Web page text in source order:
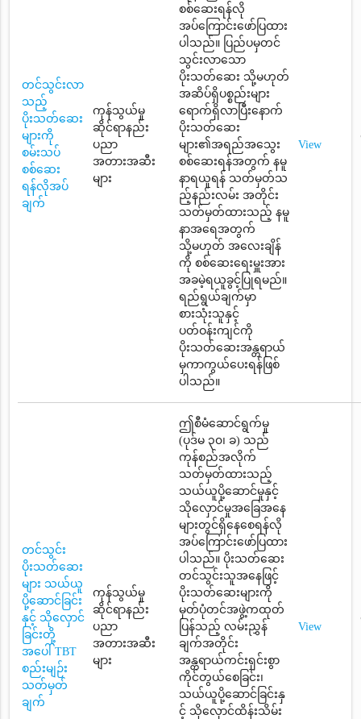
တင်သွင်းလာ
သည့်
ပိုးသတ်ဆေး
များကို
စမ်းသပ်
စစ်ဆေး
ရန်လိုအပ်
ချက်
ကုန်သွယ်မှု
ဆိုင်ရာနည်း
ပညာ
အတားအဆီး
များ
စစ်ဆေးရန်လို
အပ်ကြောင်းဖော်ပြထား
ပါသည်။ ပြည်ပမှတင်
သွင်းလာသော
ပိုးသတ်ဆေး သို့မဟုတ်
အဆိပ်ရှိပစ္စည်းများ
ရောက်ရှိလာပြီးနောက်
ပိုးသတ်ဆေး
များ၏အရည်အသွေး
စစ်ဆေးရန်အတွက် နမူ
နာရယူရန် သတ်မှတ်သ
ည့်နည်းလမ်း အတိုင်း
သတ်မှတ်ထားသည့် နမူ
နာအရေအတွက်
သို့မဟုတ် အလေးချိန်
ကို စစ်ဆေးရေးမှူးအား
အခမဲ့ရယူခွင့်ပြုရမည်။
ရည်ရွယ်ချက်မှာ
စားသုံးသူနှင့်
ပတ်ဝန်းကျင်ကို
ပိုးသတ်ဆေးအန္တရာယ်
မှကာကွယ်ပေးရန်ဖြစ်
ပါသည်။
View
တင်သွင်း
ပိုးသတ်ဆေး
များ သယ်ယူ
ပို့ဆောင်ခြင်း
နှင့် သိုလှောင်
ခြင်းတို့
အပေါ် TBT
စည်းမျဉ်း
သတ်မှတ်
ချက်
ကုန်သွယ်မှု
ဆိုင်ရာနည်း
ပညာ
အတားအဆီး
များ
ဤစီမံဆောင်ရွက်မှု
(ပုဒ်မ ၃၀၊ ခ) သည်
ကုန်စည်အလိုက်
သတ်မှတ်ထားသည့်
သယ်ယူပို့ဆောင်မှုနှင့်
သိုလှောင်မှုအခြေအနေ
များတွင်ရှိနေစေရန်လို
အပ်ကြောင်းဖော်ပြထား
ပါသည်။ ပိုးသတ်ဆေး
တင်သွင်းသူအနေဖြင့်
ပိုးသတ်ဆေးများကို
မှတ်ပုံတင်အဖွဲ့ကထုတ်
ပြန်သည့် လမ်းညွှန်
ချက်အတိုင်း
အန္တရာယ်ကင်းရှင်းစွာ
ကိုင်တွယ်စေခြင်း၊
သယ်ယူပို့ဆောင်ခြင်းနှ
င့် သိုလှောင်ထိန်းသိမ်း
View